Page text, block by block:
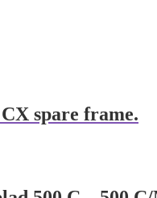
spare frame.